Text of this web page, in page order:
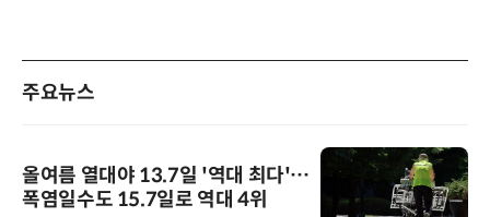
주요뉴스
올여름 열대야 13.7일 '역대 최다'…
폭염일수도 15.7일로 역대 4위